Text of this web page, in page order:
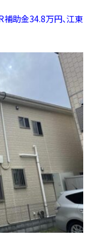
補助金34.8万円、江東